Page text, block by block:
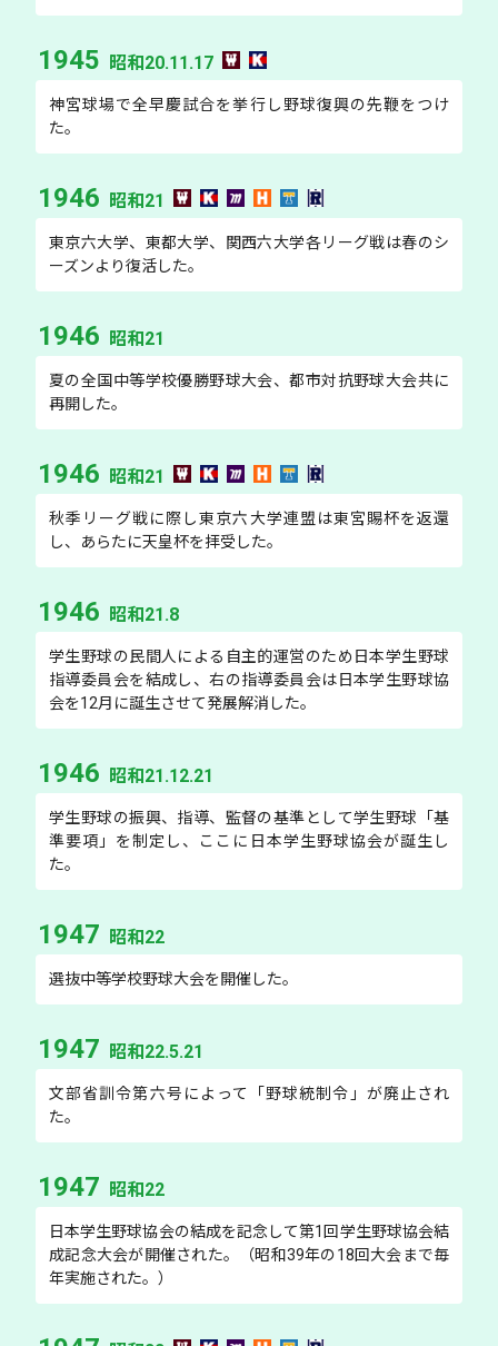
1945 昭和20.11.17
神宮球場で全早慶試合を挙行し野球復興の先鞭をつけ
た。
1946 昭和21
東京六大学、東都大学、関西六大学各リーグ戦は春のシ
ーズンより復活した。
1946 昭和21
夏の全国中等学校優勝野球大会、都市対抗野球大会共に
再開した。
1946 昭和21
秋季リーグ戦に際し東京六大学連盟は東宮賜杯を返還
し、あらたに天皇杯を拝受した。
1946 昭和21.8
学生野球の民間人による自主的運営のため日本学生野球
指導委員会を結成し、右の指導委員会は日本学生野球協
会を12月に誕生させて発展解消した。
1946 昭和21.12.21
学生野球の振興、指導、監督の基準として学生野球「基
準要項」を制定し、ここに日本学生野球協会が誕生し
た。
1947 昭和22
選抜中等学校野球大会を開催した。
1947 昭和22.5.21
文部省訓令第六号によって「野球統制令」が廃止され
た。
1947 昭和22
日本学生野球協会の結成を記念して第1回学生野球協会結
成記念大会が開催された。（昭和39年の18回大会まで毎
年実施された。）